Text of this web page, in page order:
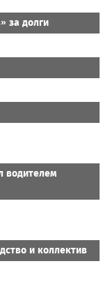
за долги
водителем
и коллектив